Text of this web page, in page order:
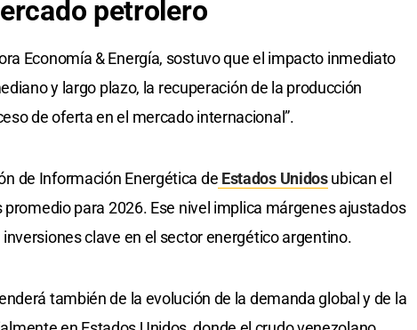
petrolero
Economía & Energía, sostuvo que el impacto inmediato
y largo plazo, la recuperación de la producción
de oferta en el mercado internacional”.
de Información Energética de Estados Unidosubican el
para 2026. Ese nivel implica márgenes ajustados
clave en el sector energético argentino.
también de la evolución de la demanda global y de la